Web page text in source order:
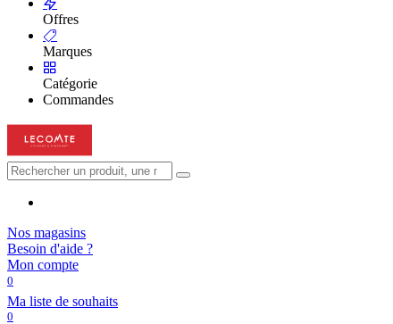
Offres
Marques
Catégorie
Commandes
Nos magasins
Besoin d'aide ?
Mon compte
0
Ma liste de souhaits
0